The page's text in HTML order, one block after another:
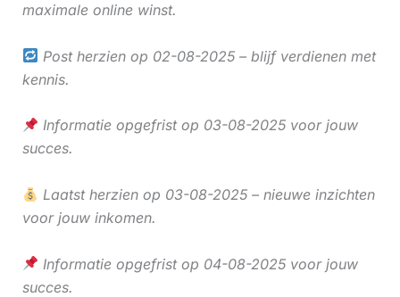
maximale online winst.
Post herzien op 02-08-2025 – blijf verdienen met
kennis.
Informatie opgefrist op 03-08-2025 voor jouw
succes.
Laatst herzien op 03-08-2025 – nieuwe inzichten
voor jouw inkomen.
Informatie opgefrist op 04-08-2025 voor jouw
succes.